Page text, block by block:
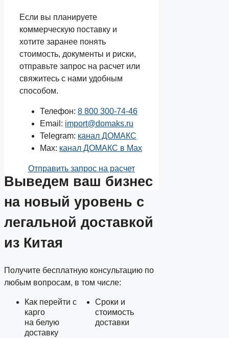
Если вы планируете
коммерческую поставку и
хотите заранее понять
стоимость, документы и риски,
отправьте запрос на расчет или
свяжитесь с нами удобным
способом.
Телефон: 8 800 300-74-46
Email: import@domaks.ru
Telegram: канал ДОМАКС
Max: канал ДОМАКС в Max
Отправить запрос на расчет
Выведем ваш бизнес
на новый уровень с
легальной доставкой
из Китая
Получите бесплатную консультацию по
любым вопросам, в том числе:
Как перейти с
карго
на белую
доставку
Сроки и
стоимость
доставки